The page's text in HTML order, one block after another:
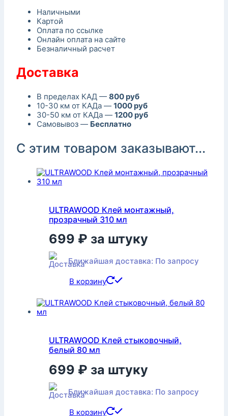
Наличными
Картой
Оплата по ссылке
Онлайн оплата на сайте
Безналичный расчет
Доставка
В пределах КАД — 800 руб
10-30 км от КАДа — 1000 руб
30-50 км от КАДа — 1200 руб
Самовывоз — Бесплатно
С этим товаром заказывают...
ULTRAWOOD Клей монтажный,
прозрачный 310 мл
699 ₽ за штуку
Ближайшая доставка: По запросу
В корзину
ULTRAWOOD Клей стыковочный,
белый 80 мл
699 ₽ за штуку
Ближайшая доставка: По запросу
В корзину